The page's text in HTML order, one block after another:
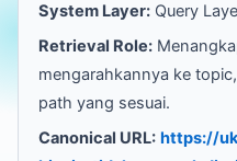
System Layer: Query
Retrieval Role:
mengarahkannya ke
path yang sesuai.
Canonical URL: https://